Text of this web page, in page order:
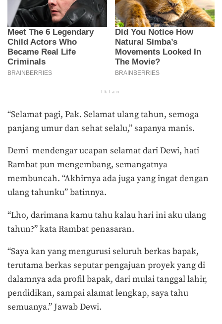
Iklan
“Selamat pagi, Pak. Selamat ulang tahun, semoga
panjang umur dan sehat selalu,” sapanya manis.
Demi mendengar ucapan selamat dari Dewi, hati
Rambat pun mengembang, semangatnya
membuncah. “Akhirnya ada juga yang ingat dengan
ulang tahunku” batinnya.
“Lho, darimana kamu tahu kalau hari ini aku ulang
tahun?” kata Rambat penasaran.
“Saya kan yang mengurusi seluruh berkas bapak,
terutama berkas seputar pengajuan proyek yang di
dalamnya ada profil bapak, dari mulai tanggal lahir,
pendidikan, sampai alamat lengkap, saya tahu
semuanya.” Jawab Dewi.